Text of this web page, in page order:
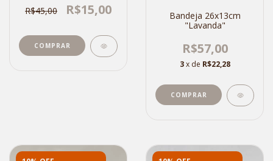
R$45,00
R$15,00
Bandeja 26x13cm
"Lavanda"
R$57,00
3 x de R$22,28